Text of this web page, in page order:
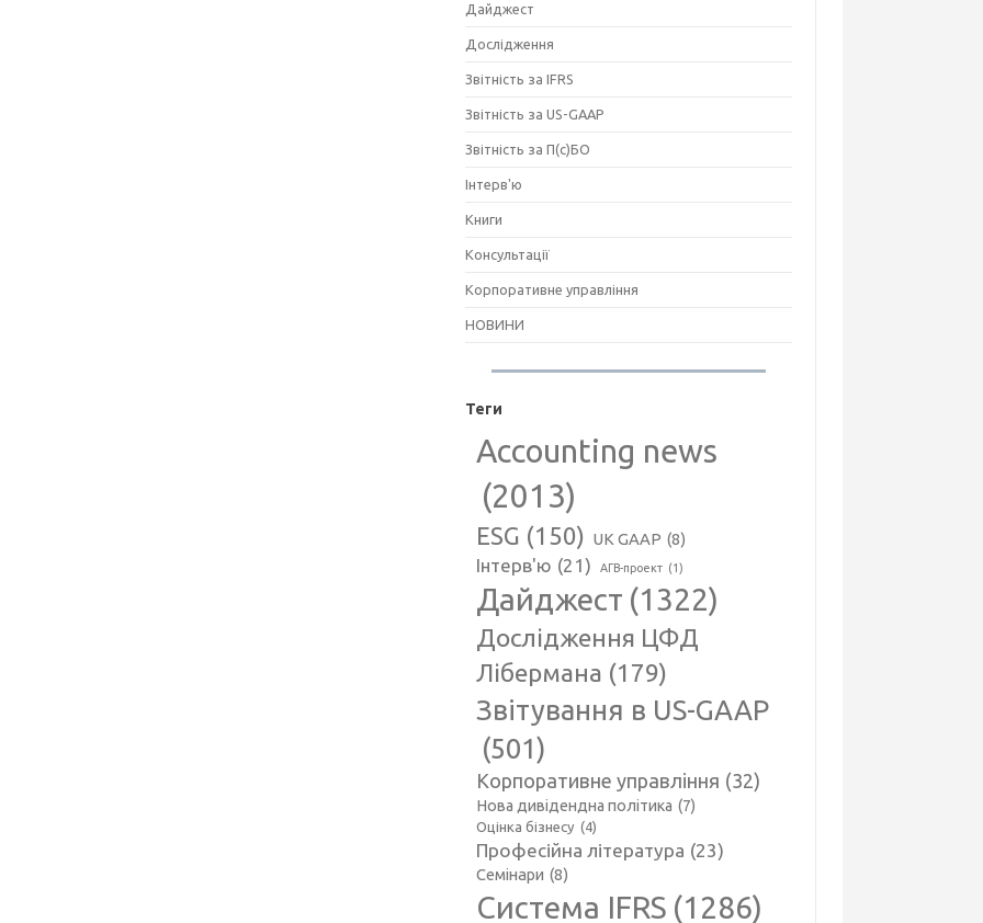
Дайджест
Дослідження
Звітність за IFRS
Звітність за US-GAAP
Звітність за П(с)БО
Інтерв'ю
Книги
Консультації
Корпоративне управління
НОВИНИ
Теги
Accounting news
(2013)
ESG (150) UK GAAP (8)
Інтерв'ю (21) АГВ-проект (1)
Дайджест (1322)
Дослідження ЦФД
Лібермана (179)
Звітування в US-GAAP
(501)
Корпоративне управління (32)
Нова дивідендна політика (7)
Оцінка бізнесу (4)
Професійна література (23)
Семінари (8)
Система IFRS (1286)